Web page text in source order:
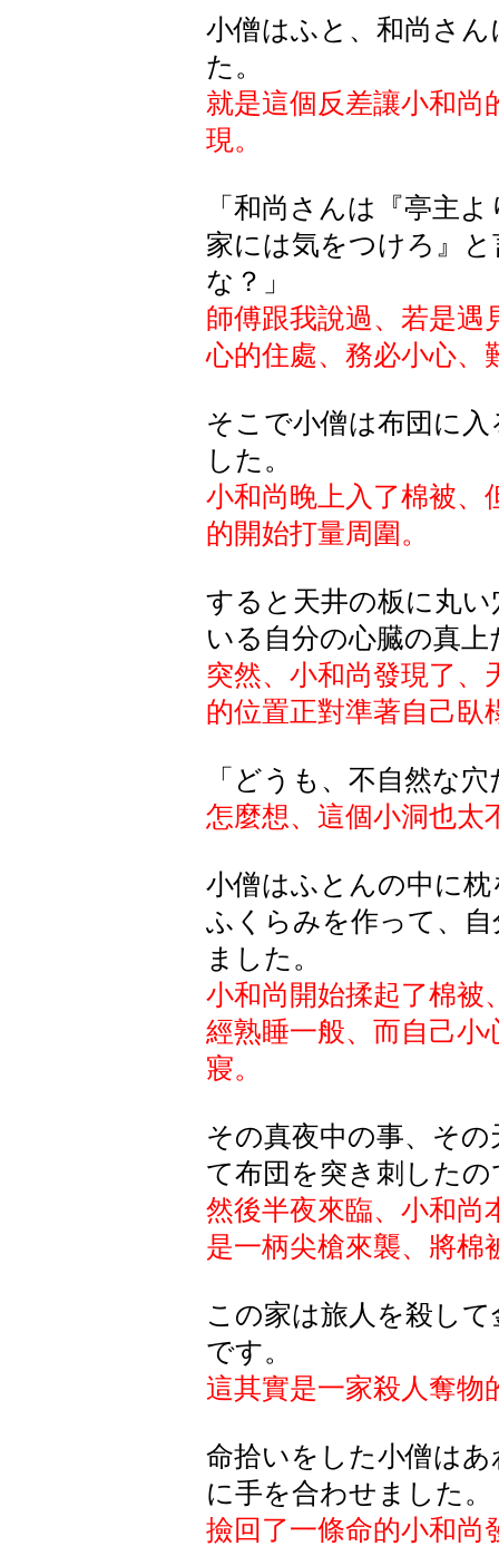
小僧はふと、和尚さ
た。
就是這個反差讓小和尚
現。
「和尚さんは『亭主
家には気をつけろ』
な？」
師傅跟我說過、若是遇
心的住處、務必小心、
そこで小僧は布団に
した。
小和尚晚上入了棉被、
的開始打量周圍。
すると天井の板に丸
いる自分の心臓の真
突然、小和尚發現了、
的位置正對準著自己臥
「どうも、不自然な穴
怎麼想、這個小洞也太
小僧はふとんの中に
ふくらみを作って、
ました。
小和尚開始揉起了棉被
經熟睡一般、而自己小
寢。
その真夜中の事、そ
て布団を突き刺したの
然後半夜來臨、小和尚
是一柄尖槍來襲、將棉
この家は旅人を殺し
です。
這其實是一家殺人奪物
命拾いをした小僧は
に手を合わせました。
撿回了一條命的小和尚